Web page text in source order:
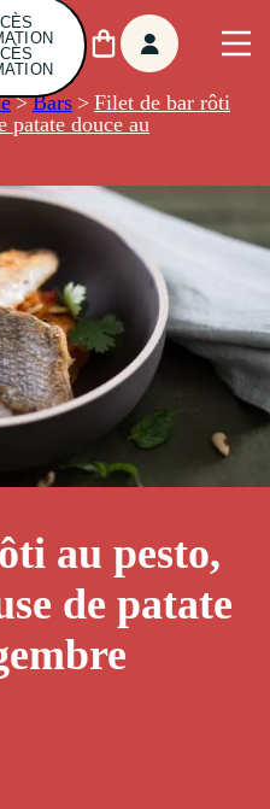
> Bars > Filet de bar rôti
patate douce au
au pesto,
de patate